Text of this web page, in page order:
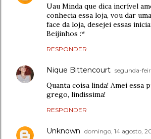
Uau Minda que dica incrível
conhecia essa loja, vou dar
face da loja, desejei essas
Beijinhos :*
RESPONDER
Nique Bittencourt segunda-
Quanta coisa linda! Amei essa
grego, lindissima!
RESPONDER
Unknown domingo, 14 agosto,